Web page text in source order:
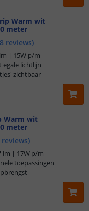
Warm wit
meter
reviews)
| 15W p/m
egale lichtlijn
zichtbaar
Warm wit
meter
reviews)
lm | 17W p/m
toepassingen